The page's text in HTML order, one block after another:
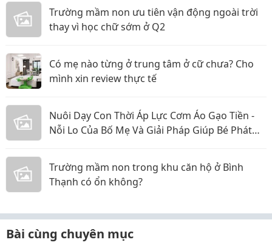
Trường mầm non ưu tiên vận động ngoài trời
thay vì học chữ sớm ở Q2
Có mẹ nào từng ở trung tâm ở cữ chưa? Cho
mình xin review thực tế
Nuôi Dạy Con Thời Áp Lực Cơm Áo Gạo Tiền -
Nỗi Lo Của Bố Mẹ Và Giải Pháp Giúp Bé Phát
Trường mầm non trong khu căn hộ ở Bình
Thạnh có ổn không?
Bài cùng chuyên mục